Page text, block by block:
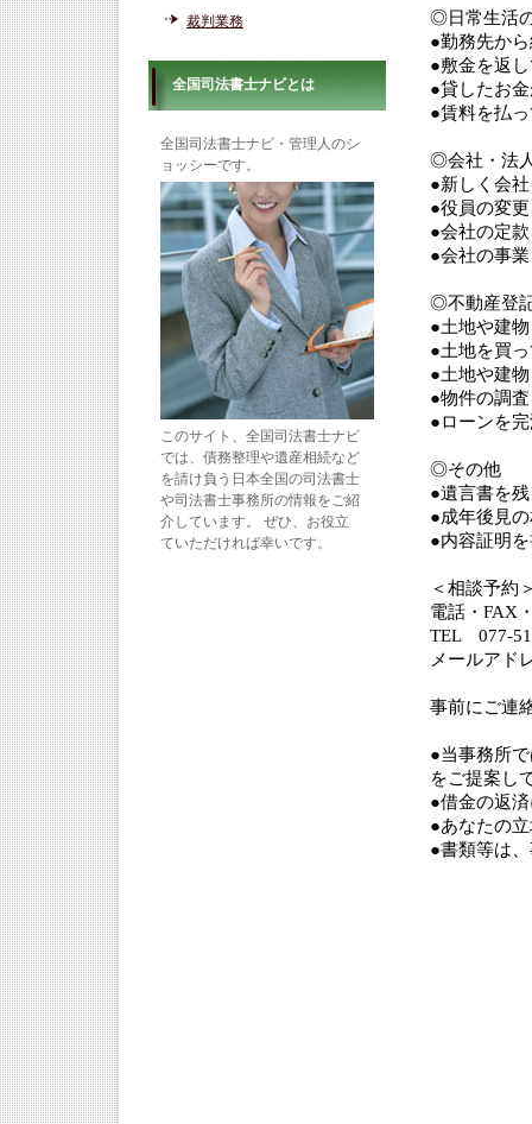
◎日常生活
●勤務先か
●敷金を返
●貸したお
●賃料を払
◎会社・法
●新しく会
●役員の変
●会社の定
●会社の事
◎不動産登
●土地や建
●土地を買
●土地や建
●物件の調
●ローンを
◎その他
●遺言書を
●成年後見
●内容証明
＜相談予約
電話・FAX
TEL 077-
メールアド
事前にご連
●当事務所
をご提案し
●借金の返
●あなたの
●書類等は
裁判業務
全国司法書士ナビとは
全国司法書士ナビ・管理人のシ
ョッシーです。
このサイト、全国司法書士ナビ
では、債務整理や遺産相続など
を請け負う日本全国の司法書士
や司法書士事務所の情報をご紹
介しています。 ぜひ、お役立
ていただければ幸いです。